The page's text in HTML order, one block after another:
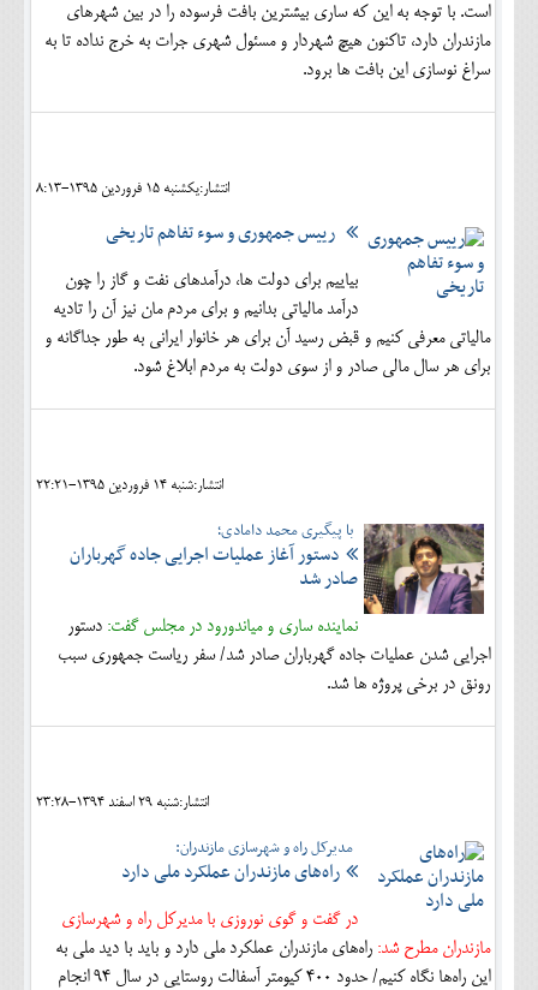
است. با توجه به این که ساری بیشترین بافت فرسوده را در بین شهرهای
مازندران دارد، تاکنون هیچ شهردار و مسئول شهری جرات به خرج نداده تا به
سراغ نوسازی این بافت ها برود.
انتشار:يکشنبه 15 فروردين 1395-8:13
رییس جمهوری و سوء تفاهم تاریخی
بیاییم برای دولت ها، درآمدهای نفت و گاز را چون
درآمد مالیاتی بدانیم و برای مردم مان نیز آن را تادیه
مالیاتی معرفی کنیم و قبض رسید آن برای هر خانوار ایرانی به طور جداگانه و
برای هر سال مالی صادر و از سوی دولت به مردم ابلاغ شود.
انتشار:شنبه 14 فروردين 1395-22:21
با پیگیری محمد دامادی؛
دستور آغاز عملیات اجرایی جاده گهرباران
صادر شد
نماینده ساری و میاندورود در مجلس گفت: دستور
اجرایی شدن عملیات جاده گهرباران صادر شد/ سفر ریاست جمهوری سبب
رونق در برخی پروژه ها شد.
انتشار:شنبه 29 اسفند 1394-23:28
مدیرکل راه و شهرسازی مازندران:
راه‌های مازندران عملکرد ملی دارد
در گفت و گوی نوروزی با مدیرکل راه و شهرسازی
مازندران مطرح شد: راه‌های مازندران عملکرد ملی دارد و باید با دید ملی به
این راه‌ها نگاه کنیم/ حدود 400 کیومتر آسفالت روستایی در سال 94 انجام